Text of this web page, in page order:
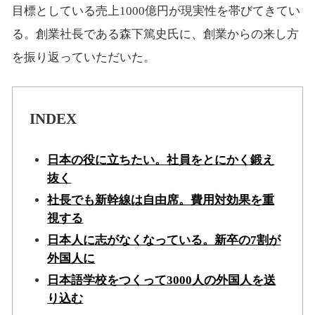
目標としている売上1000億円が現実性を帯びてきてい
る。創業社長である森下篤史氏に、創業からの来し方
を振り返っていただいた。
INDEX
日本の役に立ちたい。社員をとにかく鍛え
抜く
社長でも新幹線は自由席。費用対効果を重
視する
日本人に志がなくなっている。新卒の7割が
外国人に
日本語学校をつくって3000人の外国人を送
り込む